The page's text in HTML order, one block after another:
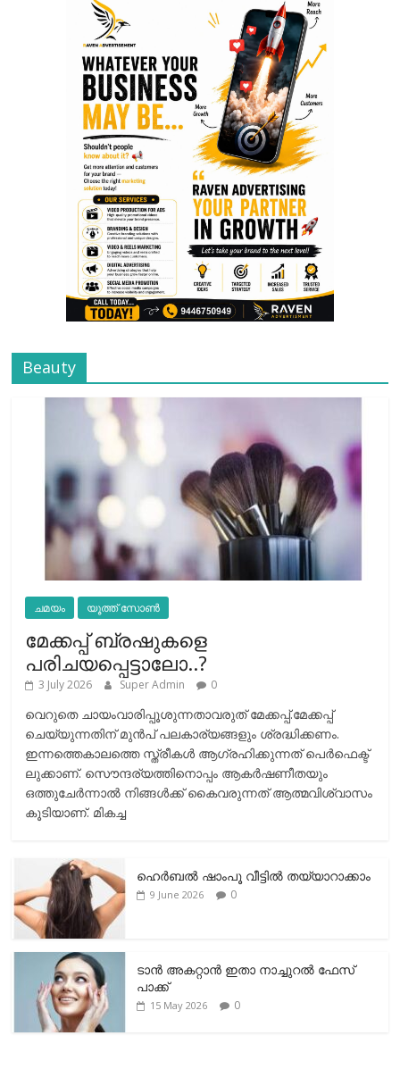
Beauty
ചമയം യൂത്ത് സോൺ
മേക്കപ്പ് ബ്രഷുകളെ
പരിചയപ്പെട്ടാലോ..?
3 July 2026 Super Admin 0
വെറുതെ ചായംവാരിപ്പൂശുന്നതാവരുത് മേക്കപ്പ്.മേക്കപ്പ്
ചെയ്യുന്നതിന് മുന്‍പ് പലകാര്യങ്ങളും ശ്രദ്ധിക്കണം.
ഇന്നത്തെകാലത്തെ സ്ത്രീകള്‍ ആഗ്രഹിക്കുന്നത് പെര്‍ഫെക്ട്
ലുക്കാണ്. സൌന്ദര്യത്തിനൊപ്പം ആകര്‍ഷണീതയും
ഒത്തുചേര്‍ന്നാല്‍ നിങ്ങള്‍ക്ക് കൈവരുന്നത് ആത്മവിശ്വാസം
കൂടിയാണ്. മികച്ച
ഹെര്‍ബല്‍ ഷാംപൂ വീട്ടില്‍ തയ്യാറാക്കാം
9 June 2026 0
ടാന്‍ അകറ്റാന്‍ ഇതാ നാച്ചുറല്‍ ഫേസ്
പാക്ക്
15 May 2026 0